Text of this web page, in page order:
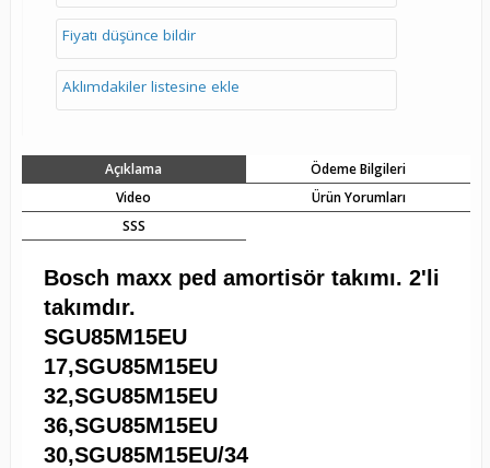
Fiyatı düşünce bildir
Aklımdakiler listesine ekle
Açıklama
Ödeme Bilgileri
Video
Ürün Yorumları
SSS
Bosch maxx ped amortisör takımı. 2'li
takımdır.
SGU85M15EU
17,SGU85M15EU
32,SGU85M15EU
36,SGU85M15EU
30,SGU85M15EU/34